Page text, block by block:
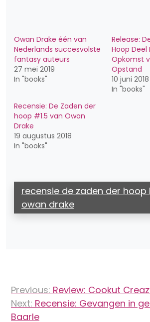
Owan Drake één van
Nederlands succesvolste
fantasy auteurs
27 mei 2019
In "books"
Release:
Hoop Deel
Opkomst
Opstand
10 juni 2018
In "books"
Recensie: De Zaden der
hoop #1.5 van Owan
Drake
19 augustus 2018
In "books"
recensie de zaden der hoop
owan drake
navigatie
Previous: Review: Cookut
Next: Recensie: Gevangen in
Baarle